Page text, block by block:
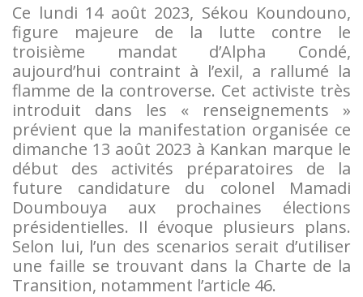
Ce lundi 14 août 2023, Sékou Koundouno,
figure majeure de la lutte contre le
troisième mandat d’Alpha Condé,
aujourd’hui contraint à l’exil, a rallumé la
flamme de la controverse. Cet activiste très
introduit dans les « renseignements »
prévient que la manifestation organisée ce
dimanche 13 août 2023 à Kankan marque le
début des activités préparatoires de la
future candidature du colonel Mamadi
Doumbouya aux prochaines élections
présidentielles. Il évoque plusieurs plans.
Selon lui, l’un des scenarios serait d’utiliser
une faille se trouvant dans la Charte de la
Transition, notamment l’article 46.